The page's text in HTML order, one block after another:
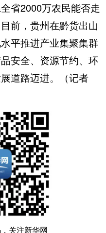
省2000万农民能否走
前，贵州在黔货出山
平推进产业集聚集群
安全、资源节约、环
道路迈进。（记者
关注新华网